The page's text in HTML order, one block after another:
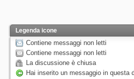
Legenda icone
Contiene messaggi non letti
Contiene messaggi non letti
La discussione è chiusa
Hai inserito un messaggio in questa